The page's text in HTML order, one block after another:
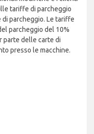
tariffe di parcheggio
parcheggio. Le tariffe
parcheggio del 10%
parte delle carte di
presso le macchine.